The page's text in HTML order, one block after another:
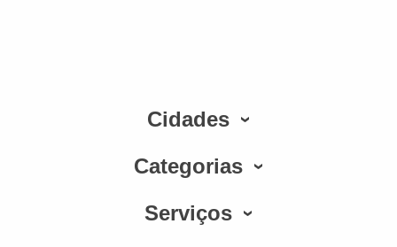
Cidades
Categorias
Serviços